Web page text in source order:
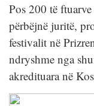
Pos 200 të
përbëjnë juritë,
festivalit në
ndryshme nga
akredituara në